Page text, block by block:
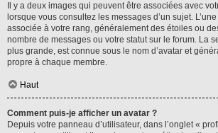
Il y a deux images qui peuvent être associées avec
lorsque vous consultez les messages d’un sujet.
associée à votre rang, généralement des étoiles ou
nombre de messages ou votre statut sur le forum. La
plus grande, est connue sous le nom d’avatar et
propre à chaque membre.
Haut
Comment puis-je afficher un avatar ?
Depuis votre panneau d’utilisateur, dans l’onglet «